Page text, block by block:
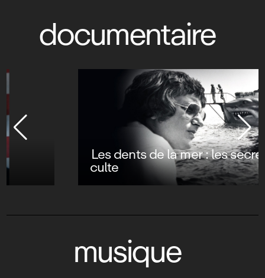
documentaire
Les dents de la mer : les secrets d’un film
musique